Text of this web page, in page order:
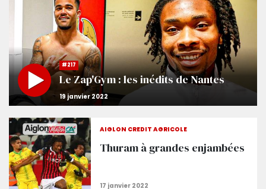
#217
Le Zap'Gym : les inédits de Nantes
AIGLON CREDIT AGRICOLE
Thuram à grandes enjambées